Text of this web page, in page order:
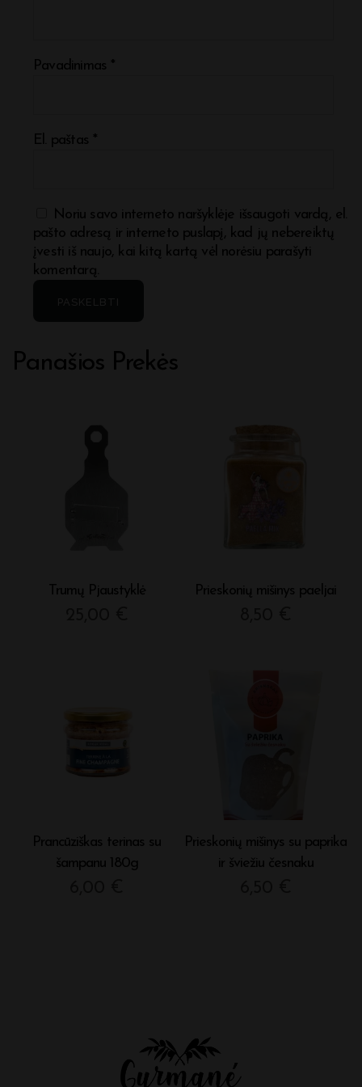
Pavadinimas *
El. paštas *
Noriu savo interneto naršyklėje išsaugoti vardą, el.
pašto adresą ir interneto puslapį, kad jų nebereiktų
įvesti iš naujo, kai kitą kartą vėl norėsiu parašyti
komentarą.
Panašios Prekės
Trumų Pjaustyklė Prieskonių mišinys paeljai
Prancūziškas terinas su
šampanu 180g
Prieskonių mišinys su paprika
ir šviežiu česnaku